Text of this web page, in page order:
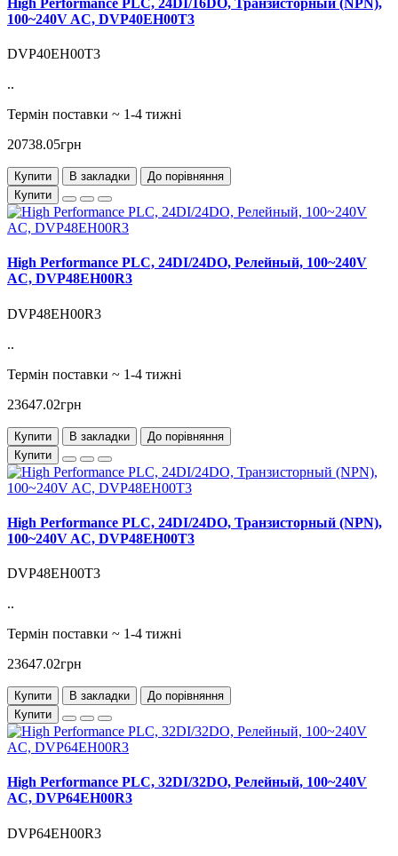
100~240V AC, DVP40EH00T3
DVP40EH00T3
..
Термін поставки ~ 1-4 тижні
20738.05грн
Купити В закладки
До порівняння
Купити
High Performance PLC, 24DI/24DO, Релейный, 100~240V
AC, DVP48EH00R3
DVP48EH00R3
..
Термін поставки ~ 1-4 тижні
23647.02грн
Купити В закладки
До порівняння
Купити
High Performance PLC, 24DI/24DO, Транзисторный (NPN),
100~240V AC, DVP48EH00T3
DVP48EH00T3
..
Термін поставки ~ 1-4 тижні
23647.02грн
Купити В закладки
До порівняння
Купити
High Performance PLC, 32DI/32DO, Релейный, 100~240V
AC, DVP64EH00R3
DVP64EH00R3